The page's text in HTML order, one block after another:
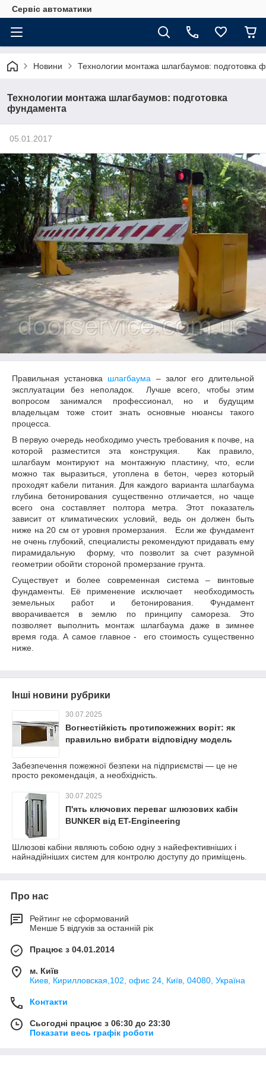
Сервіс автоматики
Новини Технологии монтажа шлагбаумов: подготовка
Технологии монтажа шлагбаумов: подготовка
фундамента
05.01.2017
Правильная установка шлагбаума – залог его длительной
эксплуатации без неполадок. Лучше всего, чтобы этим
вопросом занимался профессионал, но и будущим
владельцам тоже стоит знать основные нюансы такого
процесса.
В первую очередь необходимо учесть требования к почве, на
которой разместится эта конструкция. Как правило,
шлагбаум монтируют на монтажную пластину, что, если
можно так выразиться, утоплена в бетон, через который
проходят кабели питания. Для каждого варианта шлагбаума
глубина бетонирования существенно отличается, но чаще
всего она составляет полтора метра. Этот показатель
зависит от климатических условий, ведь он должен быть
ниже на 20 см от уровня промерзания. Если же фундамент
не очень глубокий, специалисты рекомендуют придавать ему
пирамидальную форму, что позволит за счет разумной
геометрии обойти стороной промерзание грунта.
Существует и более современная система – винтовые
фундаменты. Её применение исключает необходимость
земельных работ и бетонирования. Фундамент
вворачивается в землю по принципу самореза. Это
позволяет выполнить монтаж шлагбаума даже в зимнее
время года. А самое главное - его стоимость существенно
ниже.
Інші новини рубрики
30.07.2025
Вогнестійкість протипожежних воріт: як
правильно вибрати відповідну модель
Забезпечення пожежної безпеки на підприємстві — це не
просто рекомендація, а необхідність.
30.07.2025
П'ять ключових переваг шлюзових кабін
BUNKER від ET-Engineering
Шлюзові кабіни являють собою одну з найефективніших і
найнадійніших систем для контролю доступу до приміщень.
Про нас
Рейтинг не сформований
Менше 5 відгуків за останній рік
Працює з 04.01.2014
м. Київ
Киев, Кирилловская,102, офис 24, Київ, 04080, Україна
Контакти
Сьогодні працює з 06:30 до 23:30
Показати весь графік роботи